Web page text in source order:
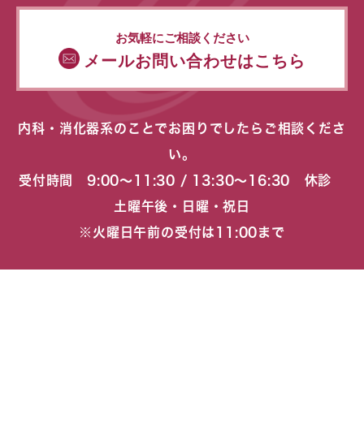
お気軽にご相談ください
メールお問い合わせはこちら
内科・消化器系のことでお困りでしたらご相談くださ
い。
受付時間 9:00〜11:30 / 13:30〜16:30 休診
土曜午後・日曜・祝日
※火曜日午前の受付は11:00まで